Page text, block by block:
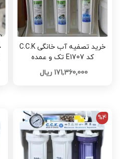
خرید تصفیه آب خانگی C.C.K
کد E1707 تک و عمده
171,360,000 ریال
%4